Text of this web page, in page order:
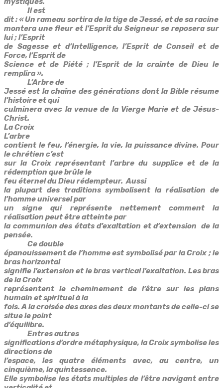
Il est
dit :« Un rameau sortira de la tige de Jessé, et de sa racine
montera une fleur et l’Esprit du Seigneur se reposera sur
lui ; l’Esprit
de Sagesse et d’Intelligence, l’Esprit de Conseil et de
Force, l’Esprit de
Science et de Piété ; l’Esprit de la crainte de Dieu le
remplira ».
L’Arbre de
Jessé est la chaîne des générations dont la Bible résume
l’histoire et qui
culminera avec la venue de la Vierge Marie et de Jésus-
Christ.
La Croix
L’arbre
contient le feu, l’énergie, la vie, la puissance divine. Pour
le chrétien c’est
sur la Croix représentant l’arbre du supplice et de la
rédemption que brûle le
feu éternel du Dieu rédempteur. Aussi
la plupart des traditions symbolisent la réalisation de
l’homme universel par
un signe qui représente nettement comment la
réalisation peut être atteinte par
la communion des états d’exaltation et d’extension de la
pensée.
Ce double
épanouissement de l’homme est symbolisé par la Croix ; le
bras horizontal
signifie l’extension et le bras vertical l’exaltation. Les bras
de la Croix
représentent le cheminement de l’être sur les plans
humain et spirituel à la
fois. A la croisée des axes des deux montants de celle-ci se
situe le point
d’équilibre.
Entres autres
significations d’ordre métaphysique, la Croix symbolise les
directions de
l’espace, les quatre éléments avec, au centre, un
cinquième, la quintessence.
Elle symbolise les états multiples de l’être navigant entre